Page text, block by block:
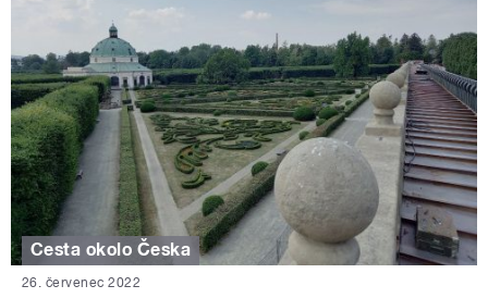
Cesta okolo Česka
26. červenec 2022